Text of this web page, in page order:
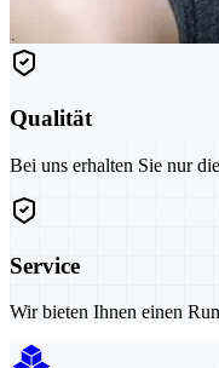
Qualität
Bei uns erhalten Sie nur
Service
Wir bieten Ihnen einen